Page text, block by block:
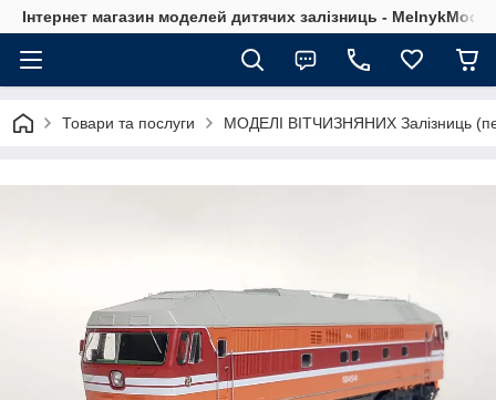
Інтернет магазин моделей дитячих залізниць -
Товари та послуги МОДЕЛІ ВІТЧИЗНЯНИХ Залізниць